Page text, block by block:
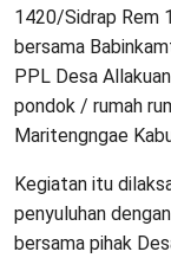
1420/Sidrap Rem
bersama
PPL Desa
pondok / rumah
Maritengngae
Kegiatan itu
penyuluhan
bersama pihak